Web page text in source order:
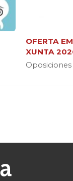
OFERTA
XUNTA
Oposiciones